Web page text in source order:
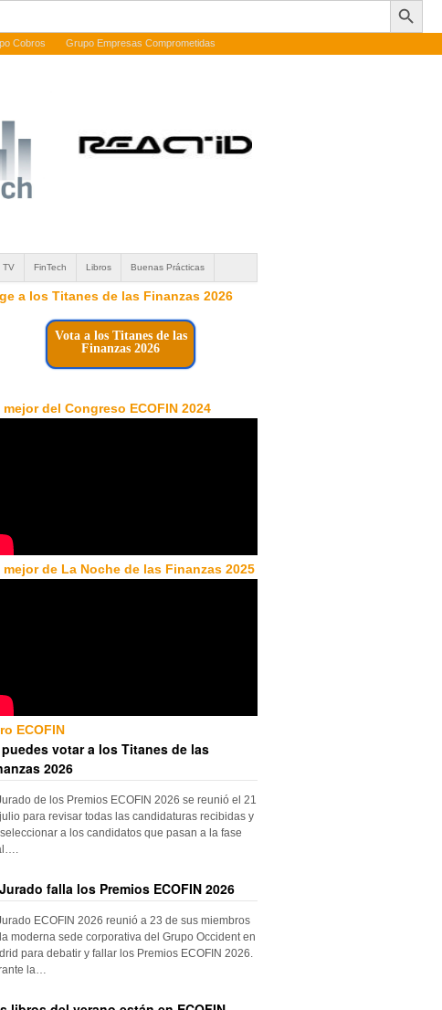
Cobros Grupo Empresas Comprometidas
TV FinTech Libros Buenas Prácticas
a los Titanes de las Finanzas 2026
Vota a los Titanes de las
Finanzas 2026
mejor del Congreso ECOFIN 2024
mejor de La Noche de las Finanzas 2025
ECOFIN
puedes votar a los Titanes de las
2026
de los Premios ECOFIN 2026 se reunió el 21
para revisar todas las candidaturas recibidas y
a los candidatos que pasan a la fase
falla los Premios ECOFIN 2026
ECOFIN 2026 reunió a 23 de sus miembros
moderna sede corporativa del Grupo Occident en
para debatir y fallar los Premios ECOFIN 2026.
la…